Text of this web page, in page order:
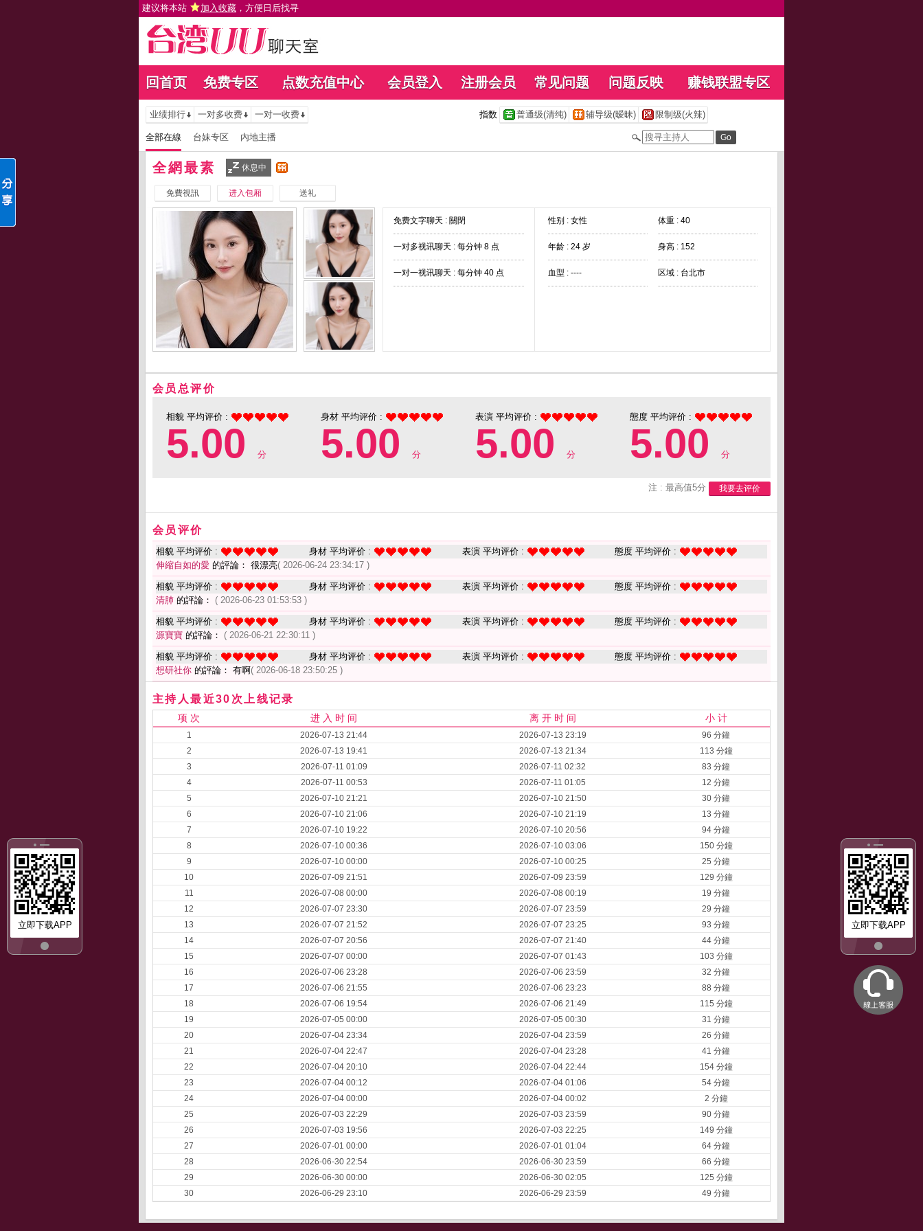
建议将本站 加入收藏 ，方便日后找寻
回首页 免费专区 点数充值中心 会员登入 注册会员 常见问题 问题反映 赚钱联盟专区
立即下载APP
立即下载APP
业绩排行 一对多收费 一对一收费 指数 普通级(清纯) 辅导级(暧昧) 限制级(火辣)
全部在線 台妹专区 內地主播
全網最素 休息中
免費視訊 进入包厢 送礼
免费文字聊天 : 關閉
一对多视讯聊天 : 每分钟 8 点
一对一视讯聊天 : 每分钟 40 点
性别 : 女性 体重 : 40
年龄 : 24 岁 身高 : 152
血型 : ---- 区域 : 台北市
会员总评价
相貌 平均评价 :
5.00 分
身材 平均评价 :
5.00 分
表演 平均评价 :
5.00 分
態度 平均评价 :
5.00 分
注 : 最高值5分 我要去评价
会员评价
相貌 平均评价 : 身材 平均评价 : 表演 平均评价 :
態度 平均评价 :
伸縮自如的愛 的評論： 很漂亮( 2026-06-24 23:34:17 )
相貌 平均评价 : 身材 平均评价 : 表演 平均评价 :
態度 平均评价 :
清肺 的評論： ( 2026-06-23 01:53:53 )
相貌 平均评价 : 身材 平均评价 : 表演 平均评价 :
態度 平均评价 :
源寶寶 的評論： ( 2026-06-21 22:30:11 )
相貌 平均评价 : 身材 平均评价 : 表演 平均评价 :
態度 平均评价 :
想研社你 的評論： 有啊( 2026-06-18 23:50:25 )
主持人最近30次上线记录
项 次 进 入 时 间 离 开 时 间 小 计
1 2026-07-13 21:44 2026-07-13 23:19
96 分鐘
2
2026-07-13 19:41 2026-07-13 21:34
113 分鐘
3
2026-07-11 01:09 2026-07-11 02:32
83 分鐘
4
2026-07-11 00:53 2026-07-11 01:05
12 分鐘
5
2026-07-10 21:21 2026-07-10 21:50
30 分鐘
6
2026-07-10 21:06 2026-07-10 21:19
13 分鐘
7
2026-07-10 19:22 2026-07-10 20:56
94 分鐘
8
2026-07-10 00:36 2026-07-10 03:06
150 分鐘
9
2026-07-10 00:00 2026-07-10 00:25
25 分鐘
10
2026-07-09 21:51 2026-07-09 23:59
129 分鐘
11
2026-07-08 00:00 2026-07-08 00:19
19 分鐘
12
2026-07-07 23:30 2026-07-07 23:59
29 分鐘
13
2026-07-07 21:52 2026-07-07 23:25
93 分鐘
14
2026-07-07 20:56 2026-07-07 21:40
44 分鐘
15
2026-07-07 00:00 2026-07-07 01:43
103 分鐘
16
2026-07-06 23:28 2026-07-06 23:59
32 分鐘
17
2026-07-06 21:55 2026-07-06 23:23
88 分鐘
18
2026-07-06 19:54 2026-07-06 21:49
115 分鐘
19
2026-07-05 00:00 2026-07-05 00:30
31 分鐘
20
2026-07-04 23:34 2026-07-04 23:59
26 分鐘
21
2026-07-04 22:47 2026-07-04 23:28
41 分鐘
22
2026-07-04 20:10 2026-07-04 22:44
154 分鐘
23
2026-07-04 00:12 2026-07-04 01:06
54 分鐘
24
2026-07-04 00:00 2026-07-04 00:02
2 分鐘
25
2026-07-03 22:29 2026-07-03 23:59
90 分鐘
26
2026-07-03 19:56 2026-07-03 22:25
149 分鐘
27
2026-07-01 00:00 2026-07-01 01:04
64 分鐘
28
2026-06-30 22:54 2026-06-30 23:59
66 分鐘
29
2026-06-30 00:00 2026-06-30 02:05
125 分鐘
30
2026-06-29 23:10 2026-06-29 23:59 49 分鐘